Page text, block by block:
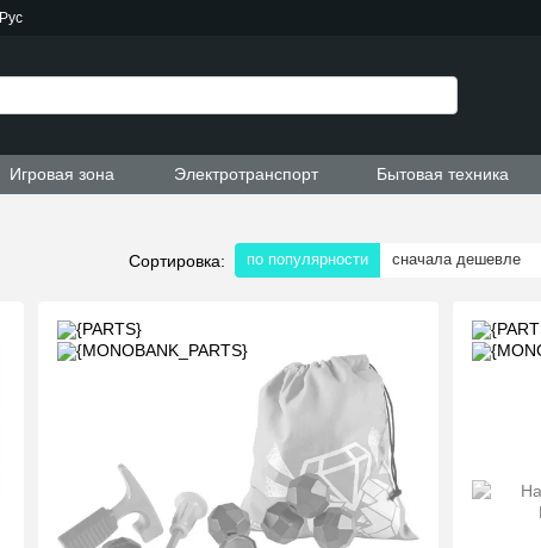
Рус
Игровая зона Электротранспорт Бытовая техника
Сортировка: по популярности сначала дешевле